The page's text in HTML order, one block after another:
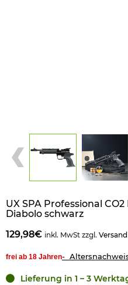
UX SPA Professional
Diabolo schwarz
129,98€ inkl. MwSt zzgl. Versand
frei ab 18 Jahren-
Lieferung in 1 – 3